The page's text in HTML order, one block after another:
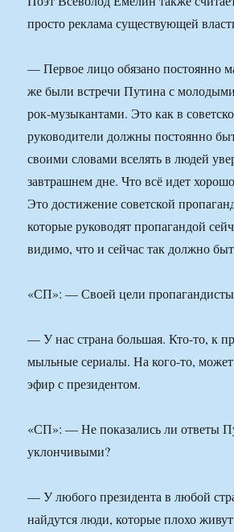
просто реклама существующей
— Первое лицо обязано постоянно
же были встречи Путина с
рок-музыкантами. Это как в
руководители должны постоянно
своими словами вселять в людей
завтрашнем дне. Что всё идет
Это достижение советской
которые руководят пропагандой
видимо, что и сейчас так должно
«СП»: — Своей цели
— У нас страна большая. Кто-то, к
мыльные сериалы. На кого-то,
эфир с президентом.
«СП»: — Не показались ли ответы
уклончивыми?
— У любого президента в любой
найдутся люди, которые плохо